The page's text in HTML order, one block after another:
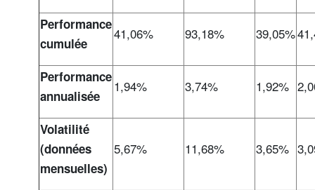
Performance
cumulée
41,06% 93,18% 39,05%
Performance
annualisée
1,94% 3,74% 1,92%
Volatilité
(données
mensuelles)
5,67% 11,68% 3,65%